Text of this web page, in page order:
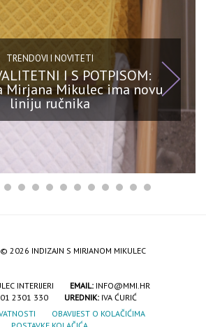
TRENDOVI I NOVITETI
I S POTPISOM:
Mirjana Mikulec ima novu
liniju ručnika
2026 INDIZAJN S MIRJANOM MIKULEC
INTERIJERI EMAIL: INFO@MMI.HR
01 2301 330 UREDNIK: IVA ĆURIĆ
OBAVIJEST O KOLAČIĆIMA